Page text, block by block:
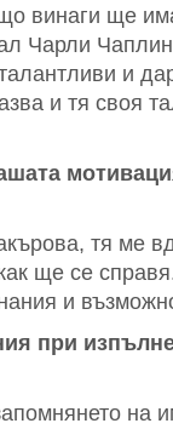
винаги ще
Чарли
и
и тя своя
тя ме
ще се
и
при
на